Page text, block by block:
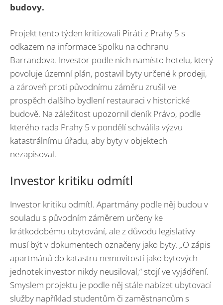
budovy.
Projekt tento týden kritizovali Piráti z Prahy 5 s
odkazem na informace Spolku na ochranu
Barrandova. Investor podle nich namísto hotelu, který
povoluje územní plán, postavil byty určené k prodeji,
a zároveň proti původnímu záměru zrušil ve
prospěch dalšího bydlení restauraci v historické
budově. Na záležitost upozornil deník Právo, podle
kterého rada Prahy 5 v pondělí schválila výzvu
katastrálnímu úřadu, aby byty v objektech
nezapisoval.
Investor kritiku odmítl
Investor kritiku odmítl. Apartmány podle něj budou v
souladu s původním záměrem určeny ke
krátkodobému ubytování, ale z důvodu legislativy
musí být v dokumentech označeny jako byty. „O zápis
apartmánů do katastru nemovitostí jako bytových
jednotek investor nikdy neusiloval,“ stojí ve vyjádření.
Smyslem projektu je podle něj stále nabízet ubytovací
služby například studentům či zaměstnancům s